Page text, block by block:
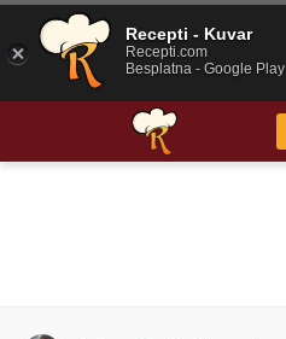
Recepti - Kuvar
Recepti.com
Besplatna - Google Play